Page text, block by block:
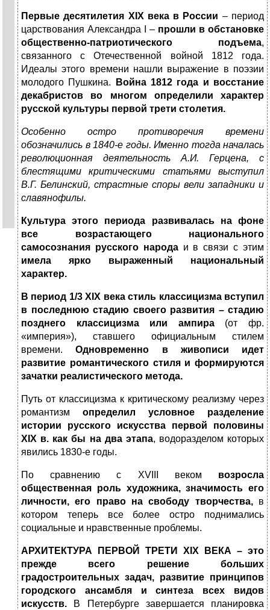
Первые десятилетия XIX века в России – период
царствования Александра I – прошли в обстановке
общественно-патриотического подъема,
связанного с Отечественной войной 1812 года.
Идеалы этого времени нашли выражение в поэзии
молодого Пушкина.
Война 1812 года и восстание
декабристов во многом определили характер
русской культуры первой трети столетия.
Особенно остро противоречия времени
обозначились в 1840-е годы. Именно тогда началась
революционная деятельность А.И. Герцена, с
блестящими критическими статьями выступил
В.Г. Белинский, страстные споры вели западники и
славянофилы.
Культура этого периода развивалась на фоне
все возрастающего национального
самосознания русского народаи в связи с этим
имела ярко выраженный национальный
характер.
В период 1/3 XIX века стиль классицизма вступил
в последнюю стадию своего развития – стадию
позднего классицизма или ампира(от фр.
«империя»), ставшего официальным стилем
времени.Одновременно в живописи идет
развитие романтического стиля и формируются
зачатки реалистического метода.
Путь от классицизма к критическому реализму через
романтизм определил условное разделение
истории русского искусства первой половины
XIX в. как бы на два этапа, водоразделом которых
явились 1830-е годы.
По сравнению с XVIII веком возросла
общественная роль художника, значимость его
личности, его право на свободу творчества,в
котором теперь все более остро поднимались
социальные и нравственные проблемы.
АРХИТЕКТУРА ПЕРВОЙ ТРЕТИ XIX ВЕКА – это
прежде всего решение больших
градостроительных задач, развитие принципов
городского ансамбля и синтеза всех видов
искусств. В Петербурге завершается планировка